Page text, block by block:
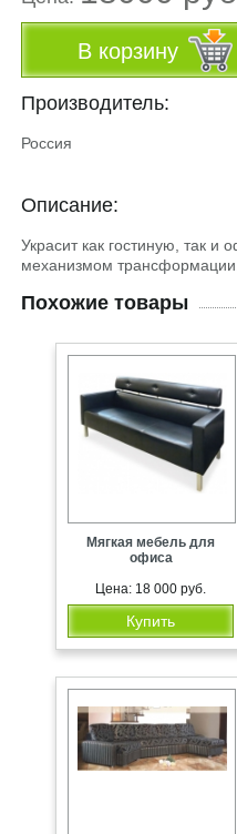
В корзину
Производитель:
Россия
Описание:
Украсит как гостиную, так и
механизмом трансформации.
Похожие товары
Мягкая мебель для
офиса
Цена: 18 000 руб.
Купить